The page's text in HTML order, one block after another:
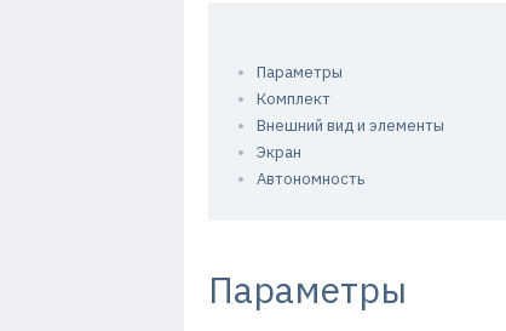
Параметры
Комплект
Внешний вид и элементы
Экран
Автономность
Параметры